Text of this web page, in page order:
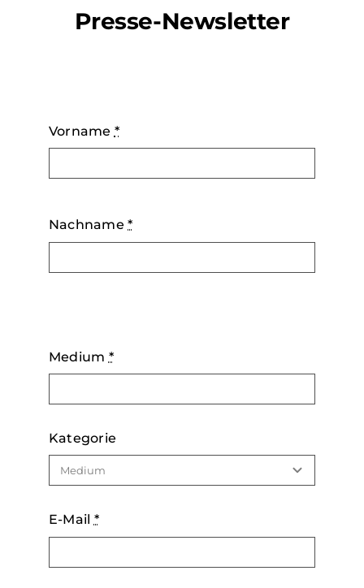
Presse-Newsletter
Vorname *
Nachname*
Medium *
Kategorie
E-Mail *